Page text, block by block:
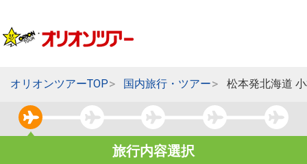
オリオンツアーTOP 国内旅行・ツアー 松本発北海道
旅行内容選択